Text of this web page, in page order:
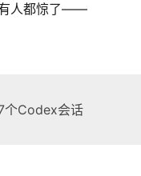
有人都惊了——
个Codex会话